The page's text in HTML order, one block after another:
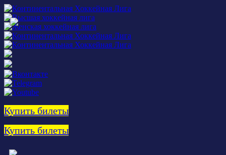
Купить билеты
Купить билеты